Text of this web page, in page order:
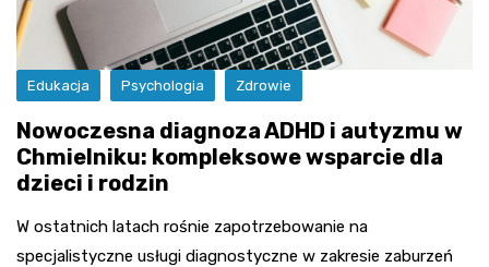
Edukacja Psychologia Zdrowie
Nowoczesna diagnoza ADHD i autyzmu w
Chmielniku: kompleksowe wsparcie dla
dzieci i rodzin
W ostatnich latach rośnie zapotrzebowanie na
specjalistyczne usługi diagnostyczne w zakresie zaburzeń